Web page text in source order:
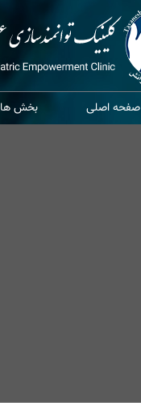
صفحه اصلی بخش